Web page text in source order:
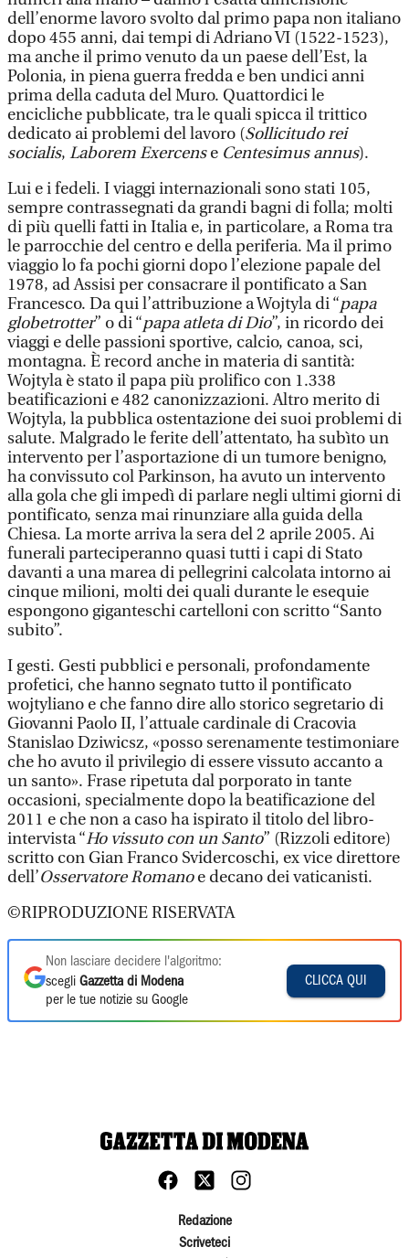
dell’enorme lavoro svolto dal primo papa non italiano
dopo 455 anni, dai tempi di Adriano VI (1522-1523),
ma anche il primo venuto da un paese dell’Est, la
Polonia, in piena guerra fredda e ben undici anni
prima della caduta del Muro. Quattordici le
encicliche pubblicate, tra le quali spicca il trittico
dedicato ai problemi del lavoro (Sollicitudo rei
socialis, Laborem Exercense Centesimus annus).
Lui e i fedeli. I viaggi internazionali sono stati 105,
sempre contrassegnati da grandi bagni di folla; molti
di più quelli fatti in Italia e, in particolare, a Roma tra
le parrocchie del centro e della periferia. Ma il primo
viaggio lo fa pochi giorni dopo l’elezione papale del
1978, ad Assisi per consacrare il pontificato a San
Francesco. Da qui l’attribuzione a Wojtyla di “papa
globetrotter” o di “papa atleta di Dio”, in ricordo dei
viaggi e delle passioni sportive, calcio, canoa, sci,
montagna. È record anche in materia di santità:
Wojtyla è stato il papa più prolifico con 1.338
beatificazioni e 482 canonizzazioni. Altro merito di
Wojtyla, la pubblica ostentazione dei suoi problemi di
salute. Malgrado le ferite dell’attentato, ha subìto un
intervento per l’asportazione di un tumore benigno,
ha convissuto col Parkinson, ha avuto un intervento
alla gola che gli impedì di parlare negli ultimi giorni di
pontificato, senza mai rinunziare alla guida della
Chiesa. La morte arriva la sera del 2 aprile 2005. Ai
funerali parteciperanno quasi tutti i capi di Stato
davanti a una marea di pellegrini calcolata intorno ai
cinque milioni, molti dei quali durante le esequie
espongono giganteschi cartelloni con scritto “Santo
subito”.
I gesti. Gesti pubblici e personali, profondamente
profetici, che hanno segnato tutto il pontificato
wojtyliano e che fanno dire allo storico segretario di
Giovanni Paolo II, l’attuale cardinale di Cracovia
Stanislao Dziwicsz, «posso serenamente testimoniare
che ho avuto il privilegio di essere vissuto accanto a
un santo». Frase ripetuta dal porporato in tante
occasioni, specialmente dopo la beatificazione del
2011 e che non a caso ha ispirato il titolo del libro-
intervista “Ho vissuto con un Santo” (Rizzoli editore)
scritto con Gian Franco Svidercoschi, ex vice direttore
dell’Osservatore Romanoe decano dei vaticanisti.
©RIPRODUZIONE RISERVATA
Non lasciare decidere l'algoritmo:
scegli Gazzetta di Modena
per le tue notizie su Google
CLICCA QUI
Redazione
Scriveteci